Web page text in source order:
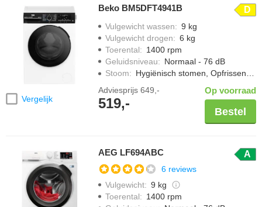
Vergelijk
Beko BM5DFT4941B D
Vulgewicht wassen: 9 kg
Vulgewicht drogen: 6 kg
Toerental: 1400 rpm
Geluidsniveau: Normaal - 76 dB
Stoom: Hygiënisch stomen, Opfrissen met stoom, Strijkwerk verminderen
Adviesprijs 649,-
519,-
Op voorraad
Bestel
AEG LF694ABC A
6 reviews
Vulgewicht: 9 kg
Toerental: 1400 rpm